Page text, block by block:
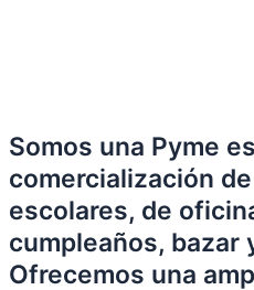
Somos una Pyme
comercialización
escolares, de
cumpleaños, bazar
Ofrecemos una